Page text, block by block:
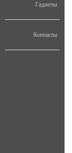
Гаджеты
Контакты